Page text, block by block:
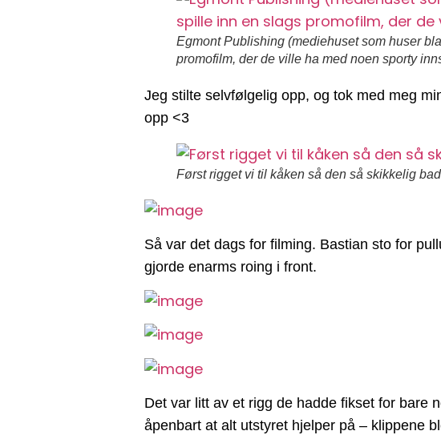
Egmont Publishing (mediehuset som huser
promofilm, der de ville ha med noen sporty
Jeg stilte selvfølgelig opp, og tok med meg
opp <3
Først rigget vi til kåken så den så skikkelig
Så var det dags for filming. Bastian sto for
gjorde enarms roing i front.
Det var litt av et rigg de hadde fikset for bare
åpenbart at alt utstyret hjelper på – klippene